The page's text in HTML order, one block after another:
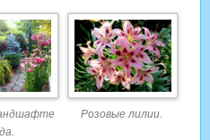
Розовые лилии.